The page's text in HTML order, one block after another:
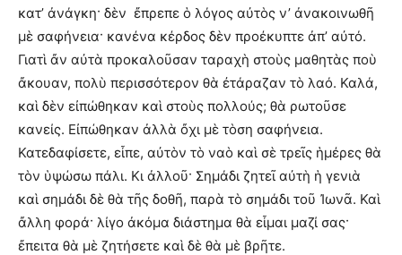
κατ’ ἀνάγκη· δὲν ἔπρεπε ὁ λόγος αὐτὸς ν’ ἀνακοινωθῆ
μὲ σαφήνεια· κανένα κέρδος δὲν προέκυπτε ἀπ’ αὐτό.
Γιατὶ ἄν αὐτὰ προκαλοῦσαν ταραχὴ στοὺς μαθητὰς ποὺ
ἄκουαν, πολὺ περισσότερον θὰ ἐτάραζαν τὸ λαό. Καλά,
καὶ δὲν εἰπώθηκαν καὶ στοὺς πολλούς; θὰ ρωτοῦσε
κανείς. Εἰπώθηκαν ἀλλὰ ὄχι μὲ τὸση σαφήνεια.
Κατεδαφίσετε, εἶπε, αὐτὸν τὸ ναὸ καὶ σὲ τρεῖς ἡμέρες θὰ
τὸν ὑψώσω πάλι. Κι ἀλλοῦ· Σημάδι ζητεῖ αὐτὴ ἡ γενιὰ
καὶ σημάδι δὲ θὰ τῆς δοθῆ, παρὰ τὸ σημάδι τοῦ Ἰωνᾶ. Καὶ
ἄλλη φορά· λίγο ἀκόμα διάστημα θὰ εἶμαι μαζί σας·
ἔπειτα θὰ μὲ ζητήσετε καὶ δὲ θὰ μὲ βρῆτε.